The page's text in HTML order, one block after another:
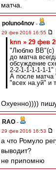
матча.
poluno4nov -
29 фев 2016 16:55
knn » 29 фев
"Люблю ВВ"(с)
до матча
обсуждение
2-2-1-1-1-1-1-
А после матча
"всех на.уй" и
Охуенно))))
RAO -
29 фев 2016 16:53
а что Ромуло
выводит?
не припомню